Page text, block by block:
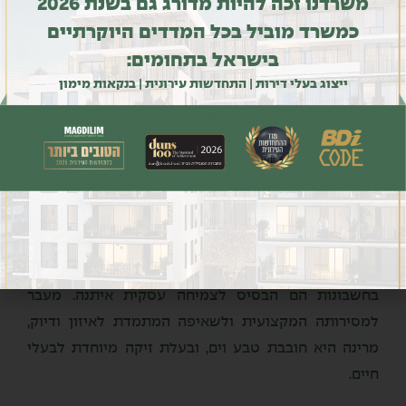
מרינה מביאה עמה למשרד מקצועיות בלתי מתפשרת
וראייה רחבה לפיה ניהול חשבונות הוא הרבה מעבר
למספרים. היא מתמחה בהפיכת אתגרים פיננסיים
מורכבים לסדר מופתי, ומאמינה כי שקיפות ודיוק
בחשבונות הם הבסיס לצמיחה עסקית איתנה. מעבר
למסירותה המקצועית ולשאיפה המתמדת לאיזון ודיוק,
מרינה היא חובבת טבע וים, ובעלת זיקה מיוחדת לבעלי
חיים.
משרדנו זכה להיות מדורג גם בשנת 2026
כמשרד מוביל בכל המדדים היוקרתיים
בישראל בתחומים:
ייצוג בעלי דירות | התחדשות עירונית | בנקאות מימון